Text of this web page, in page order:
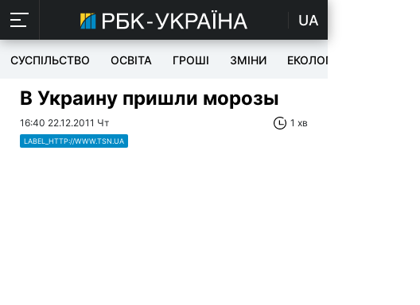
UA
СУСПІЛЬСТВО ОСВІТА ГРОШІ ЗМІНИ ЕКОЛОГІЯ
В Украину пришли морозы
16:40 22.12.2011 Чт 1 хв
LABEL_HTTP://WWW.TSN.UA